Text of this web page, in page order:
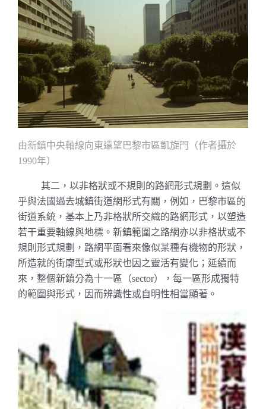
由新鎮中央軸線向東遠望巴黎市區凱旋門（作者攝於
1990年）
其二，以非格狀或不規則的路網形式規劃。這似
乎與法國過去城鎮街道網形式有關，例如，巴黎市區的
街道系統，基本上乃非格狀所交織的路網形式，以塑造
若干重要軸線與地標。新鎮範圍之路網亦以非格狀或不
規則形式規劃，路網平面看來像似某種有機物的形狀，
所造就的街廓型式或形狀也因之靈活有變化；延續而
來，整個新鎮分為十一區（sector），每一區形成獨特
的範圍與形式，因而辨識性或自明性相當顯著。